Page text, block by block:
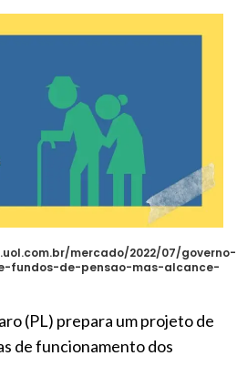
mercado/2022/07/governo-
fundos-de-pensao-mas-alcance-
(PL) prepara um projeto de
de funcionamento dos